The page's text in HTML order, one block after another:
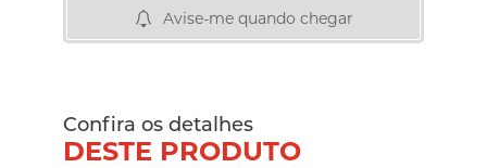
Avise-me quando chegar
Confira os detalhes
DESTE PRODUTO